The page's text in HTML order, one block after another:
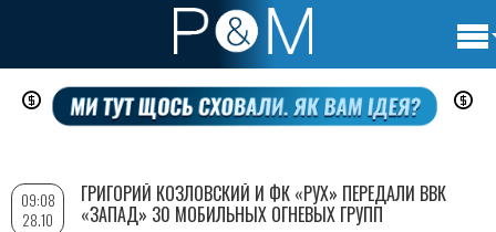
Перейти
содержанию
09:08
28.10
ГРИГОРИЙ КОЗЛОВСКИЙ И ФК «РУХ» ПЕРЕДАЛИ ВВК
«ЗАПАД» 30 МОБИЛЬНЫХ ОГНЕВЫХ ГРУПП